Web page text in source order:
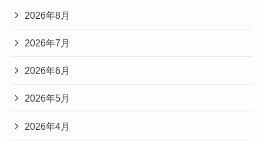
2026年8月
2026年7月
2026年6月
2026年5月
2026年4月